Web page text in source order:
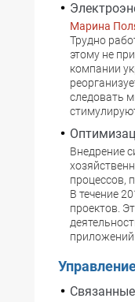
Марина
Трудно
этому не
компании
следовать
Внедрение
процессов,
В течение
проектов.